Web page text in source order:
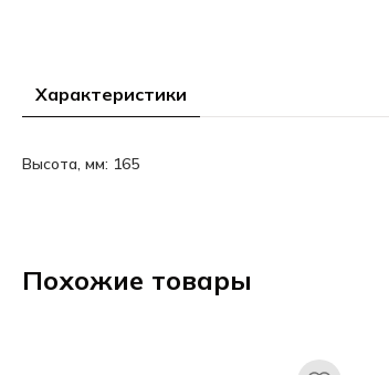
Характеристики
Высота, мм: 165
Похожие товары